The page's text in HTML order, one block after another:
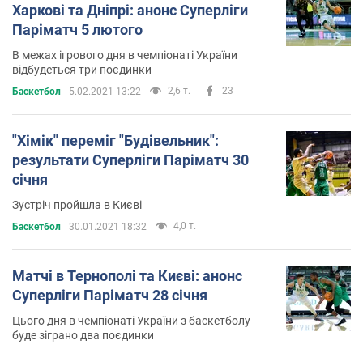
Харкові та Дніпрі: анонс Суперліги
Паріматч 5 лютого
В межах ігрового дня в чемпіонаті України
відбудеться три поєдинки
Баскетбол 5.02.2021 13:22 2,6 т. 23
"Хімік" переміг "Будівельник":
результати Суперліги Паріматч 30
січня
Зустріч пройшла в Києві
Баскетбол 30.01.2021 18:32 4,0 т.
Матчі в Тернополі та Києві: анонс
Суперліги Паріматч 28 січня
Цього дня в чемпіонаті України з баскетболу
буде зіграно два поєдинки